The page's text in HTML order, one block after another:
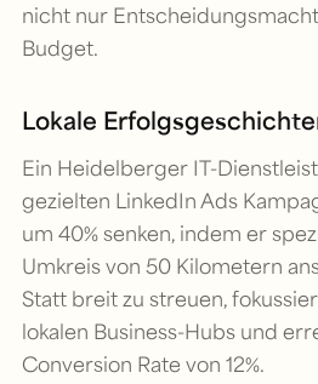
nicht nur
Budget.
Lokale
Ein Heidelberger IT-
gezielten LinkedIn Ads
um 40% senken, indem er
Umkreis von 50 Kilometern
Statt breit zu streuen,
lokalen Business-Hubs und
Conversion Rate von 12%.